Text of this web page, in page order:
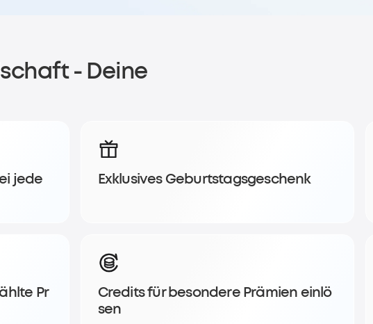
- Deine
jede
Exklusives Geburtstagsgeschenk
Pr
Credits für besondere Prämien einlö
sen